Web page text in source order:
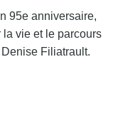
95e anniversaire,
vie et le parcours
Filiatrault.